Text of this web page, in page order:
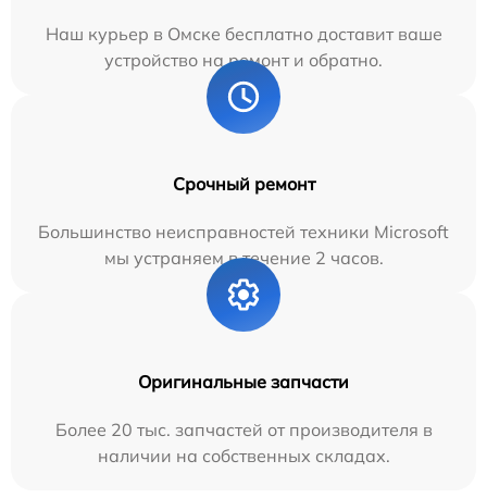
Наш курьер в Омске бесплатно доставит ваше
устройство на ремонт и обратно.
Срочный ремонт
Большинство неисправностей техники Microsoft
мы устраняем в течение 2 часов.
Оригинальные запчасти
Более 20 тыс. запчастей от производителя в
наличии на собственных складах.